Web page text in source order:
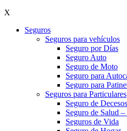
X
Seguros
Seguros para vehículos
Seguro por Días
Seguro Auto
Seguro de Moto
Seguro para
Seguro para
Seguros para Particulares
Seguro de Decesos
Seguro de Salud
Seguros de Vida